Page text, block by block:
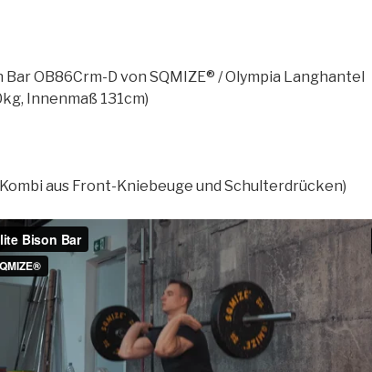
Bar OB86Crm-D von SQMIZE® / Olympia Langhantel
Innenmaß 131cm)
aus Front-Kniebeuge und Schulterdrücken)